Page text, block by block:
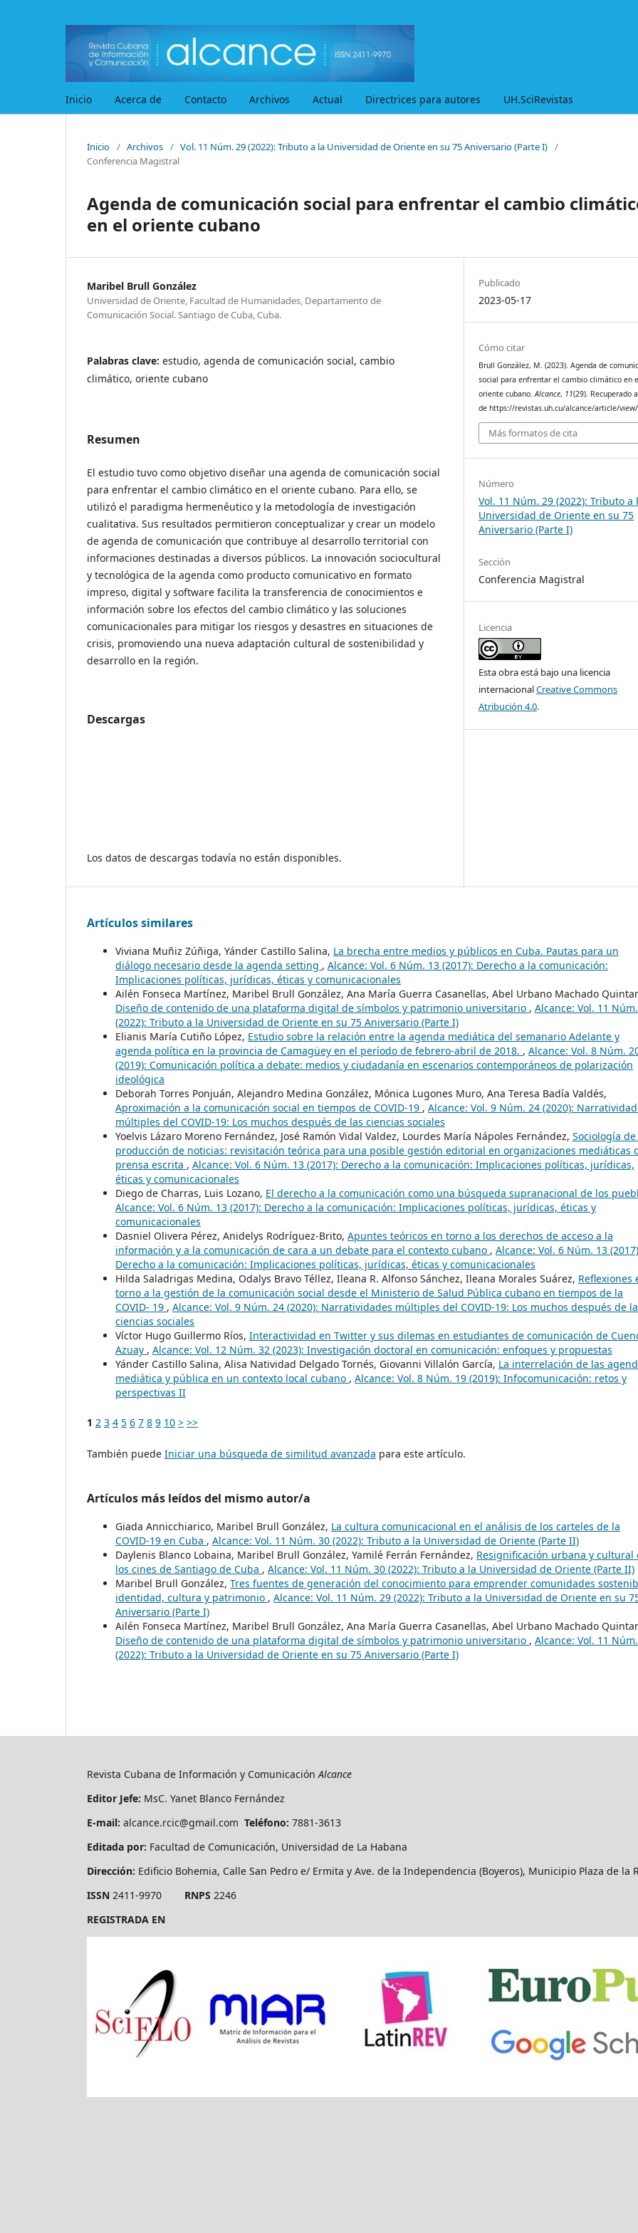
Inicio Acerca de Contacto Archivos Actual Directrices para autores UH.SciRevistas
Inicio / Archivos / Vol. 11 Núm. 29 (2022): Tributo a la Universidad de Oriente en su 75 Aniversario (Parte I) /
Conferencia Magistral
Agenda de comunicación social para enfrentar el cambio
en el oriente cubano
Maribel Brull González
Universidad de Oriente, Facultad de Humanidades, Departamento de
Comunicación Social. Santiago de Cuba, Cuba.
Palabras clave: estudio, agenda de comunicación social, cambio
climático, oriente cubano
Resumen
El estudio tuvo como objetivo diseñar una agenda de comunicación social
para enfrentar el cambio climático en el oriente cubano. Para ello, se
utilizó el paradigma hermenéutico y la metodología de investigación
cualitativa. Sus resultados permitieron conceptualizar y crear un modelo
de agenda de comunicación que contribuye al desarrollo territorial con
informaciones destinadas a diversos públicos. La innovación sociocultural
y tecnológica de la agenda como producto comunicativo en formato
impreso, digital y software facilita la transferencia de conocimientos e
información sobre los efectos del cambio climático y las soluciones
comunicacionales para mitigar los riesgos y desastres en situaciones de
crisis, promoviendo una nueva adaptación cultural de sostenibilidad y
desarrollo en la región.
Descargas
Los datos de descargas todavía no están disponibles.
Publicado
2023-05-17
Cómo citar
Brull González, M. (2023). Agenda de
social para enfrentar el cambio climático en
oriente cubano.Alcance, 11(29). Recuperado
de https://revistas.uh.cu/alcance/article/
Más formatos de cita
Número
Vol. 11 Núm. 29 (2022): Tributo a
Universidad de Oriente en su 75
Aniversario (Parte I)
Sección
Conferencia Magistral
Licencia
Esta obra está bajo una licencia
internacionalCreative Commons
Atribución 4.0.
Artículos similares
Viviana Muñiz Zúñiga, Yánder Castillo Salina, La brecha entre medios y públicos en Cuba. Pautas para un
diálogo necesario desde la agenda setting , Alcance: Vol. 6 Núm. 13 (2017): Derecho a la comunicación:
Implicaciones políticas, jurídicas, éticas y comunicacionales
Ailén Fonseca Martínez, Maribel Brull González, Ana María Guerra Casanellas, Abel Urbano Machado
Diseño de contenido de una plataforma digital de símbolos y patrimonio universitario , Alcance: Vol. 11
(2022): Tributo a la Universidad de Oriente en su 75 Aniversario (Parte I)
Elianis María Cutiño López, Estudio sobre la relación entre la agenda mediática del semanario Adelante y
agenda política en la provincia de Camagüey en el período de febrero-abril de 2018. , Alcance: Vol. 8 Núm.
(2019): Comunicación política a debate: medios y ciudadanía en escenarios contemporáneos de polarización
ideológica
Deborah Torres Ponjuán, Alejandro Medina González, Mónica Lugones Muro, Ana Teresa Badía Valdés,
Aproximación a la comunicación social en tiempos de COVID-19 , Alcance: Vol. 9 Núm. 24 (2020):
múltiples del COVID-19: Los muchos después de las ciencias sociales
Yoelvis Lázaro Moreno Fernández, José Ramón Vidal Valdez, Lourdes María Nápoles Fernández, Sociología de
producción de noticias: revisitación teórica para una posible gestión editorial en organizaciones mediáticas
prensa escrita , Alcance: Vol. 6 Núm. 13 (2017): Derecho a la comunicación: Implicaciones políticas, jurídicas,
éticas y comunicacionales
Diego de Charras, Luis Lozano, El derecho a la comunicación como una búsqueda supranacional de los
Alcance: Vol. 6 Núm. 13 (2017): Derecho a la comunicación: Implicaciones políticas, jurídicas, éticas y
comunicacionales
Dasniel Olivera Pérez, Anidelys Rodríguez-Brito, Apuntes teóricos en torno a los derechos de acceso a la
información y a la comunicación de cara a un debate para el contexto cubano , Alcance: Vol. 6 Núm. 13
Derecho a la comunicación: Implicaciones políticas, jurídicas, éticas y comunicacionales
Hilda Saladrigas Medina, Odalys Bravo Téllez, Ileana R. Alfonso Sánchez, Ileana Morales Suárez, Reflexiones
torno a la gestión de la comunicación social desde el Ministerio de Salud Pública cubano en tiempos de la
COVID- 19 , Alcance: Vol. 9 Núm. 24 (2020): Narratividades múltiples del COVID-19: Los muchos después de
ciencias sociales
Víctor Hugo Guillermo Ríos, Interactividad en Twitter y sus dilemas en estudiantes de comunicación de
Azuay , Alcance: Vol. 12 Núm. 32 (2023): Investigación doctoral en comunicación: enfoques y propuestas
Yánder Castillo Salina, Alisa Natividad Delgado Tornés, Giovanni Villalón García, La interrelación de las
mediática y pública en un contexto local cubano , Alcance: Vol. 8 Núm. 19 (2019): Infocomunicación: retos y
perspectivas II
1 2 3 4 5 6 7 8 9 10 > >>
También puede Iniciar una búsqueda de similitud avanzada para este artículo.
Artículos más leídos del mismo autor/a
Giada Annicchiarico, Maribel Brull González, La cultura comunicacional en el análisis de los carteles de la
COVID-19 en Cuba , Alcance: Vol. 11 Núm. 30 (2022): Tributo a la Universidad de Oriente (Parte II)
Daylenis Blanco Lobaina, Maribel Brull González, Yamilé Ferrán Fernández, Resignificación urbana y cultural
los cines de Santiago de Cuba , Alcance: Vol. 11 Núm. 30 (2022): Tributo a la Universidad de Oriente (Parte II)
Maribel Brull González, Tres fuentes de generación del conocimiento para emprender comunidades
identidad, cultura y patrimonio , Alcance: Vol. 11 Núm. 29 (2022): Tributo a la Universidad de Oriente en su
Aniversario (Parte I)
Ailén Fonseca Martínez, Maribel Brull González, Ana María Guerra Casanellas, Abel Urbano Machado
Diseño de contenido de una plataforma digital de símbolos y patrimonio universitario , Alcance: Vol. 11
(2022): Tributo a la Universidad de Oriente en su 75 Aniversario (Parte I)
Revista Cubana de Información y ComunicaciónAlcance
Editor Jefe: MsC. Yanet Blanco Fernández
E-mail: alcance.rcic@gmail.com Teléfono: 7881-3613
Editada por: Facultad de Comunicación, Universidad de La Habana
Dirección: Edificio Bohemia, Calle San Pedro e/ Ermita y Ave. de la Independencia (Boyeros), Municipio Plaza de la
ISSN 2411-9970 RNPS 2246
REGISTRADA EN